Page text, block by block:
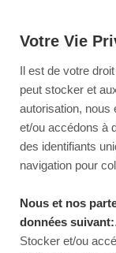
Votre Vie
Il est de votre
peut stocker et
autorisation, nous
et/ou accédons à
des identifiants
navigation pour
Nous et nos
données suivant:.
Stocker et/ou